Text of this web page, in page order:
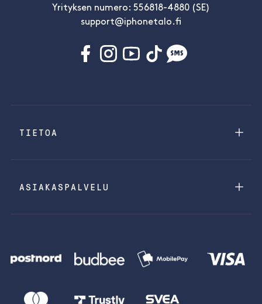
Yrityksen numero: 556818-4880 (SE)
support@iphonetalo.fi
TIETOA
ASIAKASPALVELU